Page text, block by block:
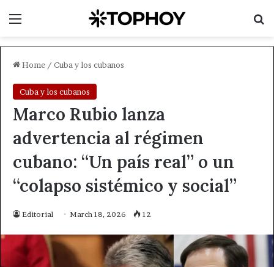
Menu
Home / Cuba y los cubanos
Cuba y los cubanos
Marco Rubio lanza
advertencia al régimen
cubano: “Un país real” o un
“colapso sistémico y social”
Editorial March 18, 2026 12